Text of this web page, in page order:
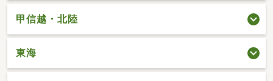
甲信越・北陸
東海